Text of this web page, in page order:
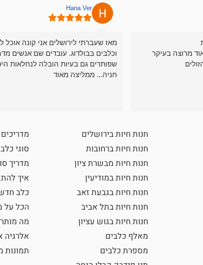
מרוצה בעיקר
Hana Ver
מאז שעברתי לירושלים אני קונה אוכל
וכלבים בבולדוג. עובדים שם אנשים
שפותרים גם בעיות הובלה לנחלאות
חניה... ממליצה מאוד
חנות חיות בירושלים
חנות חיות ברחובות
חנות חיות מבשרת ציון
חנות חיות במודיעין
חנות חיות בגבעת זאב
חנות חיות בתל אביב
חנות חיות בגוש עציון
מאלף כלבים
מספרת כלבים
סוגי
מדריך
איך
כלב
הכל על
מה
אלרגיה
תמונות